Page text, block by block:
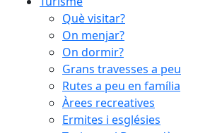
Què visitar?
On menjar?
On dormir?
Grans travesses a peu
Rutes a peu en família
Àrees recreatives
Ermites i esglésies